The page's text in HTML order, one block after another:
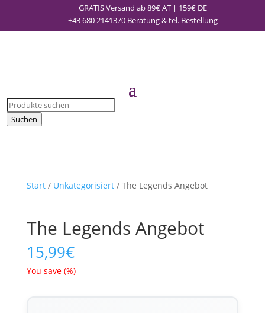
GRATIS Versand ab 89€ AT | 159€ DE
+43 680 2141370 Beratung & tel. Bestellung
Products
search
Suchen
Start/ Unkategorisiert/ The Legends Angebot
The Legends Angebot
15,99€
You save (%)